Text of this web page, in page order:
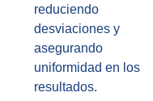
reduciendo
desviaciones y
asegurando
uniformidad en los
resultados.